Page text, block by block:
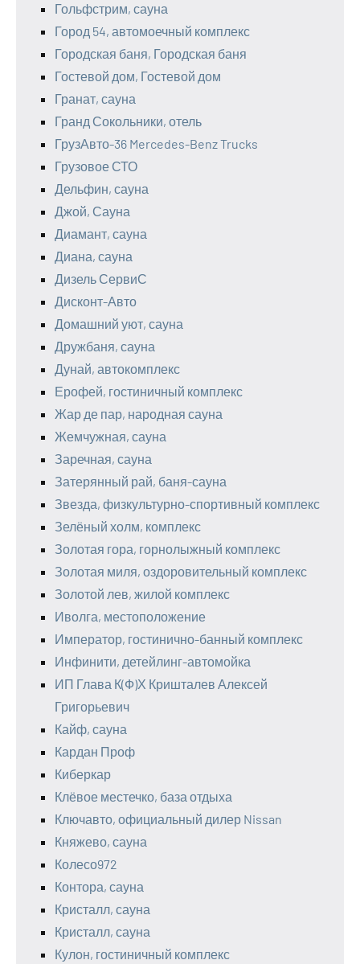
Гольфстрим, сауна
Город 54, автомоечный комплекс
Городская баня, Городская баня
Гостевой дом, Гостевой дом
Гранат, сауна
Гранд Сокольники, отель
ГрузАвто-36 Mercedes-Benz Trucks
Грузовое СТО
Дельфин, сауна
Джой, Сауна
Диамант, сауна
Диана, сауна
Дизель СервиС
Дисконт-Авто
Домашний уют, сауна
Дружбаня, сауна
Дунай, автокомплекс
Ерофей, гостиничный комплекс
Жар де пар, народная сауна
Жемчужная, сауна
Заречная, сауна
Затерянный рай, баня-сауна
Звезда, физкультурно-спортивный комплекс
Зелёный холм, комплекс
Золотая гора, горнолыжный комплекс
Золотая миля, оздоровительный комплекс
Золотой лев, жилой комплекс
Иволга, местоположение
Император, гостинично-банный комплекс
Инфинити, детейлинг-автомойка
ИП Глава К(Ф)Х Кришталев Алексей
Григорьевич
Кайф, сауна
Кардан Проф
Киберкар
Клёвое местечко, база отдыха
Ключавто, официальный дилер Nissan
Княжево, сауна
Колесо972
Контора, сауна
Кристалл, сауна
Кристалл, сауна
Кулон, гостиничный комплекс